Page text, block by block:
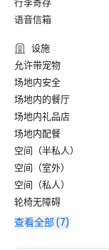
行李寄存
语音信箱
设施
允许带宠物
场地内安全
场地内的餐厅
场地内礼品店
场地内配餐
空间（半私人）
空间（室外）
空间（私人）
轮椅无障碍
查看全部 (7)